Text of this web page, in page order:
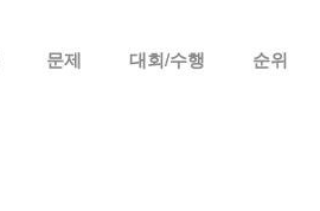
문제 대회/수행 순위